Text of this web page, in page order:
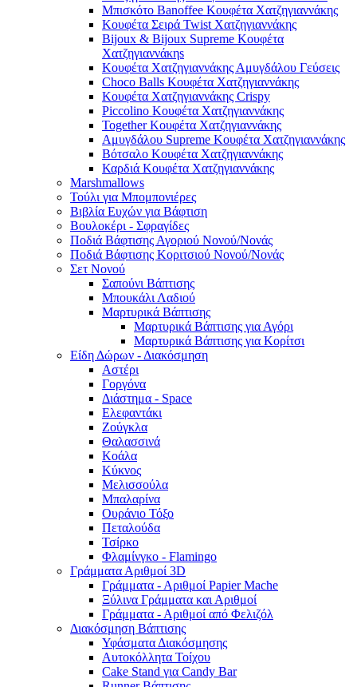
Μπισκότο Banoffee Κουφέτα Χατζηγιαννάκης
Κουφέτα Σειρά Twist Χατζηγιαννάκης
Bijoux & Bijoux Supreme Κουφέτα
Χατζηγιαννάκηs
Κουφέτα Χατζηγιαννάκης Αμυγδάλου Γεύσεις
Choco Balls Κουφέτα Χατζηγιαννάκης
Κουφέτα Χατζηγιαννάκης Crispy
Piccolino Κουφέτα Χατζηγιαννάκης
Together Κουφέτα Χατζηγιαννάκης
Αμυγδάλου Supreme Κουφέτα Χατζηγιαννάκης
Βότσαλο Κουφέτα Χατζηγιαννάκης
Καρδιά Κουφέτα Χατζηγιαννάκης
Marshmallows
Τούλι για Μπομπονιέρες
Βιβλία Ευχών για Βάφτιση
Βουλοκέρι - Σφραγίδες
Ποδιά Βάφτισης Αγοριού Νονού/Νονάς
Ποδιά Βάφτισης Κοριτσιού Νονού/Νονάς
Σετ Νονού
Σαπούνι Βάπτισης
Μπουκάλι Λαδιού
Μαρτυρικά Βάπτισης
Μαρτυρικά Βάπτισης για Αγόρι
Μαρτυρικά Βάπτισης για Κορίτσι
Είδη Δώρων - Διακόσμηση
Αστέρι
Γοργόνα
Διάστημα - Space
Ελεφαντάκι
Ζούγκλα
Θαλασσινά
Κοάλα
Κύκνος
Μελισσούλα
Μπαλαρίνα
Ουράνιο Τόξο
Πεταλούδα
Τσίρκο
Φλαμίνγκο - Flamingo
Γράμματα Αριθμοί 3D
Γράμματα - Αριθμοί Papier Mache
Ξύλινα Γράμματα και Αριθμοί
Γράμματα - Αριθμοί από Φελιζόλ
Διακόσμηση Βάπτισης
Υφάσματα Διακόσμησης
Αυτοκόλλητα Τοίχου
Cake Stand για Candy Bar